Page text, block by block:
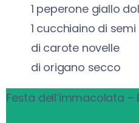
1 peperone giallo
1 cucchiaino di semi
di carote novelle
di origano secco
Festa dell’immacolata